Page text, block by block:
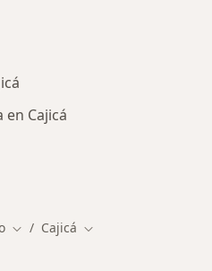
Cajicá
Cambiar de ciudad
Cajicá Cambiar de ciudad